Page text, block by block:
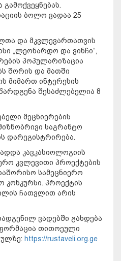
ბოლო ვადაა 25
და მკვლევართათვის
„ლეონარდო და ვინჩი“,
პოპულარიზაცია
შორის და მათში
მიმართ ინტერესის
შესაძლებელია 8
მეცნიერების
საგრანტო
დარეგისტრირება.
კავკასიოლოგიის
კვლევითი პროექტების
სამეცნიერო
კონკურსი. პროექტის
ჩათვლით არის
ვადებში გახდება
თითოეული
https://rustaveli.org.ge